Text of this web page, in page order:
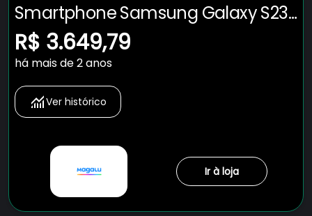
Smartphone Samsung Galaxy S23
Fe 5G Verde, 256GB, 8GB RAM e
Câmera Tripla de 50MP + 12MP +
10MP
R$ 3.649,79
há mais de 2 anos
Ver histórico
Ir à loja